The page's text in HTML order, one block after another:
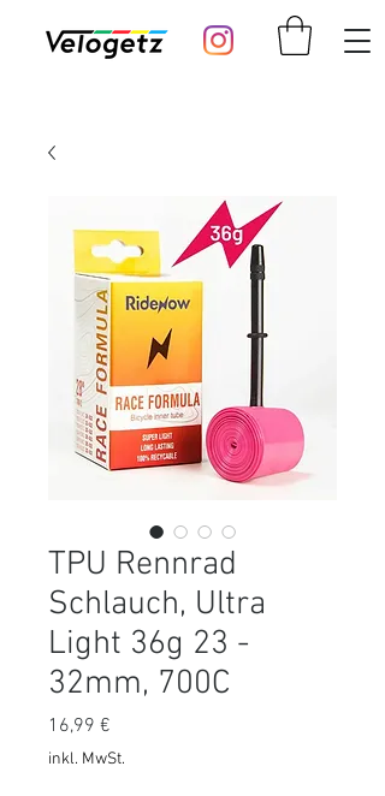
TPU Rennrad
Schlauch, Ultra
Light 36g 23 -
32mm, 700C
16,99 €
inkl. MwSt.